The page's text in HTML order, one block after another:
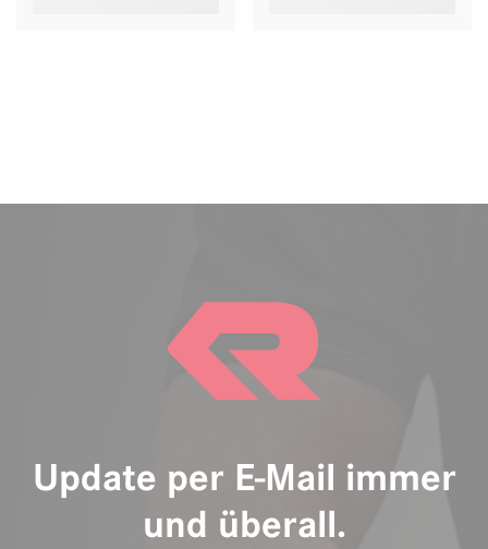
Update per E-Mail immer
und überall.